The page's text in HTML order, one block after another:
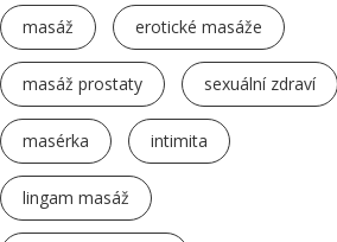
masáž erotické masáže
masáž prostaty sexuální zdraví
masérka intimita
lingam masáž